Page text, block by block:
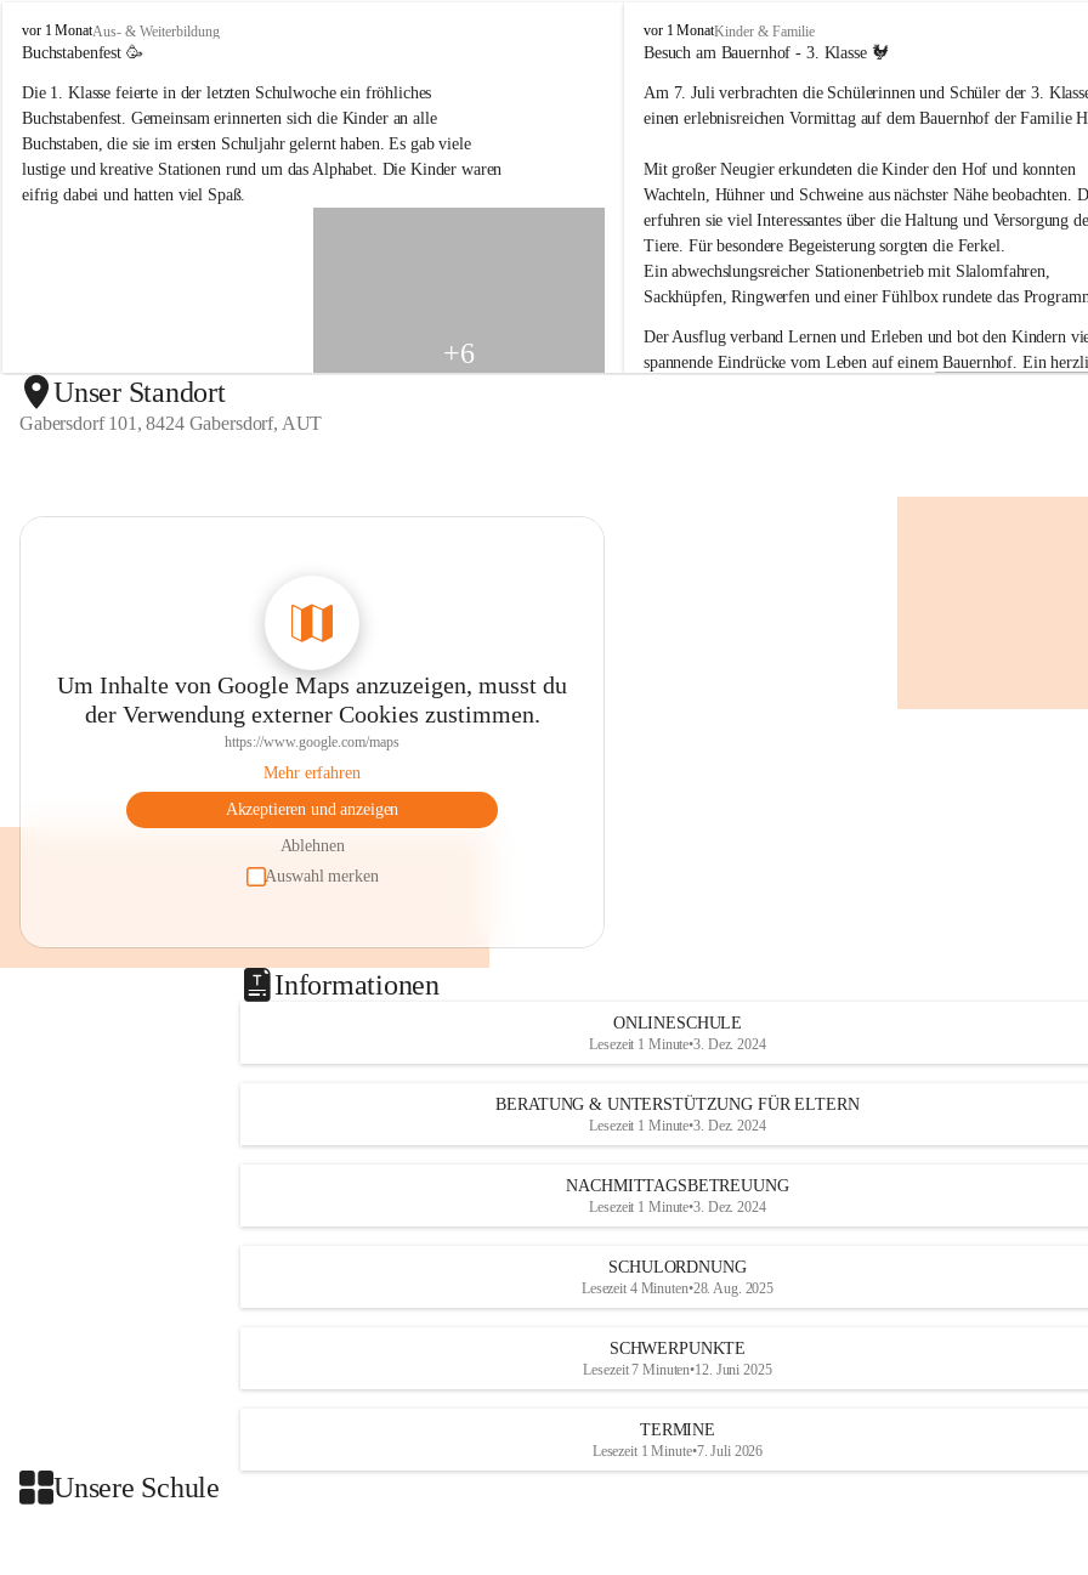
V
o
k
s
s
c
h
u
s
d
o
vor 1 MonatAus- & Weiterbildung
Buchstabenfest 🥳
Die 1. Klasse feierte in der letzten Schulwoche ein fröhliches
Buchstabenfest. Gemeinsam erinnerten sich die Kinder an alle
Buchstaben, die sie im ersten Schuljahr gelernt haben. Es gab viele
lustige und kreative Stationen rund um das Alphabet. Die Kinder waren
eifrig dabei und hatten viel Spaß.
+6
V
o
k
s
c
h
u
l
e
G
a
e
r
s
vor 1 MonatKinder & Familie
Besuch am Bauernhof - 3. Klasse 🐓
Am 7. Juli verbrachten die Schülerinnen und Schüler der 3.
einen erlebnisreichen Vormittag auf dem Bauernhof der Familie
Mit großer Neugier erkundeten die Kinder den Hof und konnten
Wachteln, Hühner und Schweine aus nächster Nähe beobachten.
erfuhren sie viel Interessantes über die Haltung und Versorgung
Tiere. Für besondere Begeisterung sorgten die Ferkel.
Ein abwechslungsreicher Stationenbetrieb mit Slalomfahren,
Sackhüpfen, Ringwerfen und einer Fühlbox rundete das
Der Ausflug verband Lernen und Erleben und bot den Kindern
spannende Eindrücke vom Leben auf einem Bauernhof. Ein
Unser Standort
Gabersdorf 101, 8424 Gabersdorf, AUT
Um Inhalte von Google Maps anzuzeigen, musst du
der Verwendung externer Cookies zustimmen.
https://www.google.com/maps
Mehr erfahren
Akzeptieren und anzeigen
Ablehnen
Auswahl merken
Informationen
ONLINESCHULE
Lesezeit 1 Minute•3. Dez. 2024
BERATUNG & UNTERSTÜTZUNG FÜR ELTERN
Lesezeit 1 Minute•3. Dez. 2024
NACHMITTAGSBETREUUNG
Lesezeit 1 Minute•3. Dez. 2024
SCHULORDNUNG
Lesezeit 4 Minuten•28. Aug. 2025
SCHWERPUNKTE
Lesezeit 7 Minuten•12. Juni 2025
TERMINE
Lesezeit 1 Minute•7. Juli 2026
Unsere Schule